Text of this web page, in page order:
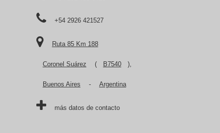
+54 2926 421527
Ruta 85 Km 188
Coronel Suárez ( B7540 ),
Buenos Aires - Argentina
más datos de contacto